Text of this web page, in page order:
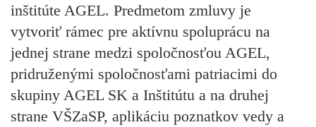
inštitúte AGEL. Predmetom zmluvy je
vytvoriť rámec pre aktívnu spoluprácu na
jednej strane medzi spoločnosťou AGEL,
pridruženými spoločnosťami patriacimi do
skupiny AGEL SK a Inštitútu a na druhej
strane VŠZaSP, aplikáciu poznatkov vedy a